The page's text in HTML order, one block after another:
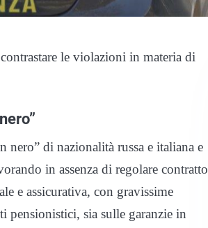
le violazioni in materia di
nero” di nazionalità russa e italiana e
in assenza di regolare contratto
e assicurativa, con gravissime
pensionistici, sia sulle garanzie in